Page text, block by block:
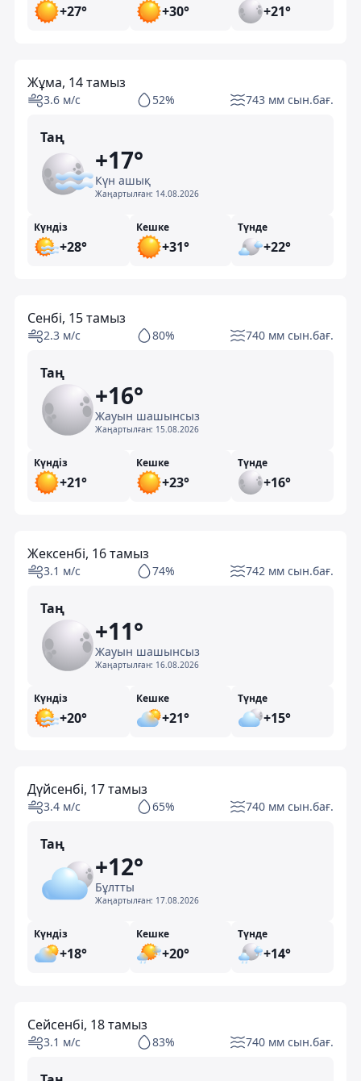
+27° +30° +21°
Жұма, 14 тамыз
3.6 м/с 52% 743 мм сын.бағ.
Таң
+17°
Күн ашық
Жаңартылған: 14.08.2026
Күндіз
+28°
Кешке
+31°
Түнде
+22°
Сенбі, 15 тамыз
2.3 м/с 80% 740 мм сын.бағ.
Таң
+16°
Жауын шашынсыз
Жаңартылған: 15.08.2026
Күндіз
+21°
Кешке
+23°
Түнде
+16°
Жексенбі, 16 тамыз
3.1 м/с 74% 742 мм сын.бағ.
Таң
+11°
Жауын шашынсыз
Жаңартылған: 16.08.2026
Күндіз
+20°
Кешке
+21°
Түнде
+15°
Дүйсенбі, 17 тамыз
3.4 м/с 65% 740 мм сын.бағ.
Таң
+12°
Бұлтты
Жаңартылған: 17.08.2026
Күндіз
+18°
Кешке
+20°
Түнде
+14°
Сейсенбі, 18 тамыз
3.1 м/с 83% 740 мм сын.бағ.